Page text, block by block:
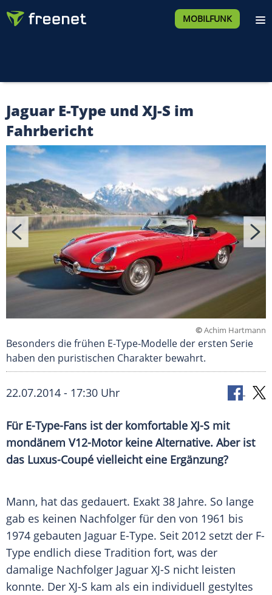
MOBILFUNK
Jaguar E-Type und XJ-S im
Fahrbericht
©Achim Hartmann
Besonders die frühen E-Type-Modelle der ersten Serie
haben den puristischen Charakter bewahrt.
22.07.2014 - 17:30 Uhr
Für E-Type-Fans ist der komfortable XJ-S mit
mondänem V12-Motor keine Alternative. Aber ist
das Luxus-Coupé vielleicht eine Ergänzung?
Mann, hat das gedauert. Exakt 38 Jahre. So lange
gab es keinen Nachfolger für den von 1961 bis
1974 gebauten Jaguar E-Type. Seit 2012 setzt der F-
Type endlich diese Tradition fort, was der
damalige Nachfolger Jaguar XJ-S nicht leisten
konnte. Der XJ-S kam als ein individuell gestyltes